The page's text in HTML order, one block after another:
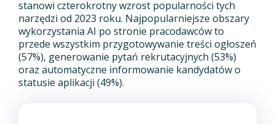
stanowi czterokrotny wzrost popularności tych
narzędzi od 2023 roku. Najpopularniejsze obszary
wykorzystania AI po stronie pracodawców to
przede wszystkim przygotowywanie treści ogłoszeń
(57%), generowanie pytań rekrutacyjnych (53%)
oraz automatyczne informowanie kandydatów o
statusie aplikacji (49%).